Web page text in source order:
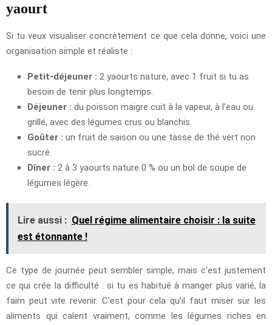
yaourt
Si tu veux visualiser concrètement ce que cela donne, voici une
organisation simple et réaliste :
Petit-déjeuner : 2 yaourts nature, avec 1 fruit si tu as
besoin de tenir plus longtemps.
Déjeuner : du poisson maigre cuit à la vapeur, à l’eau ou
grillé, avec des légumes crus ou blanchis.
Goûter : un fruit de saison ou une tasse de thé vert non
sucré.
Dîner : 2 à 3 yaourts nature 0 % ou un bol de soupe de
légumes légère.
Lire aussi : Quel régime alimentaire choisir : la suite
est étonnante !
Ce type de journée peut sembler simple, mais c’est justement
ce qui crée la difficulté : si tu es habitué à manger plus varié, la
faim peut vite revenir. C’est pour cela qu’il faut miser sur les
aliments qui calent vraiment, comme les légumes riches en